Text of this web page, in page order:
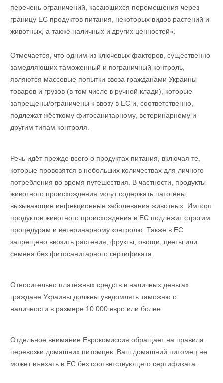
перечень ограничений, касающихся перемещения через
границу ЕС продуктов питания, некоторых видов растений и
животных, а также наличных и других ценностей».
Отмечается, что одним из ключевых факторов, существенно
замедляющих таможенный и пограничный контроль,
являются массовые попытки ввоза гражданами Украины
товаров и грузов (в том числе в ручной клади), которые
запрещены/ограничены к ввозу в ЕС и, соответственно,
подлежат жёсткому фитосанитарному, ветеринарному и
другим типам контроля.
Речь идёт прежде всего о продуктах питания, включая те,
которые провозятся в небольших количествах для личного
потребления во время путешествия. В частности, продукты
животного происхождения могут содержать патогены,
вызывающие инфекционные заболевания животных. Импорт
продуктов животного происхождения в ЕС подлежит строгим
процедурам и ветеринарному контролю. Также в ЕС
запрещено ввозить растения, фрукты, овощи, цветы или
семена без фитосанитарного сертификата.
Относительно платёжных средств в наличных деньгах
граждане Украины должны уведомлять таможню о
наличности в размере 10 000 евро или более.
Отдельное внимание Еврокомиссия обращает на правила
перевозки домашних питомцев. Ваш домашний питомец не
может въехать в ЕС без соответствующего сертификата.